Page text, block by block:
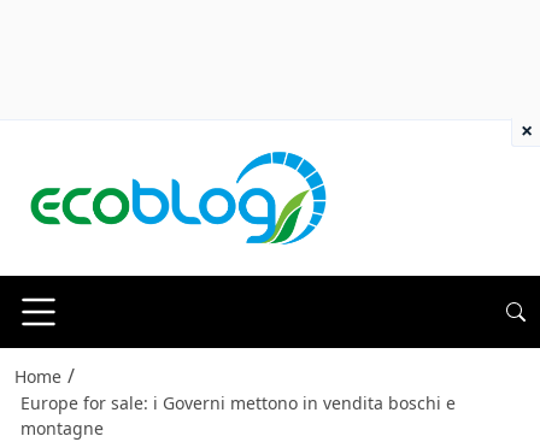
Home /
Europe for sale: i Governi mettono in vendita boschi e
montagne
×